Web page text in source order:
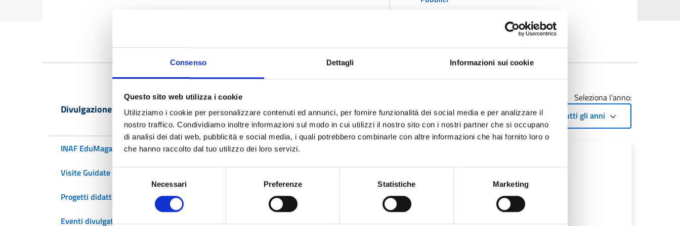
Consenso Dettagli Informazioni sui cookie
Questo sito web utilizza i cookie
Utilizziamo i cookie per personalizzare contenuti ed annunci, per fornire funzionalità dei social media e per analizzare il
nostro traffico. Condividiamo inoltre informazioni sul modo in cui utilizzi il nostro sito con i nostri partner che si occupano
di analisi dei dati web, pubblicità e social media, i quali potrebbero combinarle con altre informazioni che hai fornito loro o
che hanno raccolto dal tuo utilizzo dei loro servizi.
Necessari Preferenze Statistiche Marketing
Divulgazione e Didattica
INAF EduMagazine
Visite Guidate
Progetti didattici
Eventi divulgativi
Seleziona l'anno:
Tutti gli anni
Categorie correlata:
Gerrei Astrofest
Gerrei AstroFest